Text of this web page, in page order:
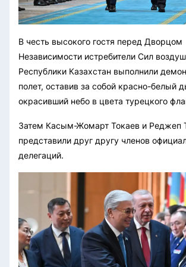
В честь высокого гостя перед Дворцом
Независимости истребители Сил
Республики Казахстан выполнили
полет, оставив за собой красно-белый
окрасивший небо в цвета турецкого
Затем Касым-Жомарт Токаев и Реджеп
представили друг другу членов
делегаций.